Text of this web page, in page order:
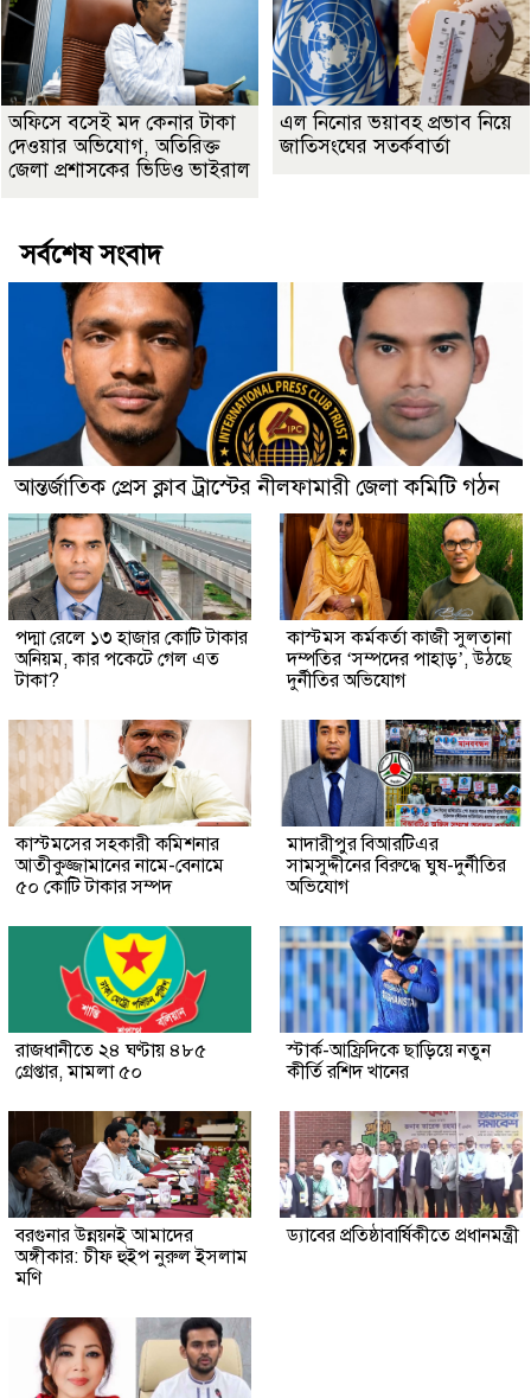
অফিসে বসেই মদ কেনার টাকা
দেওয়ার অভিযোগ, অতিরিক্ত
জেলা প্রশাসকের ভিডিও ভাইরাল
এল নিনোর ভয়াবহ প্রভাব নিয়ে
জাতিসংঘের সতর্কবার্তা
সর্বশেষ সংবাদ
আন্তর্জাতিক প্রেস ক্লাব ট্রাস্টের নীলফামারী জেলা কমিটি গঠন
পদ্মা রেলে ১৩ হাজার কোটি টাকার
অনিয়ম, কার পকেটে গেল এত
টাকা?
কাস্টমস কর্মকর্তা কাজী সুলতানা
দম্পতির ‘সম্পদের পাহাড়’, উঠছে
দুর্নীতির অভিযোগ
কাস্টমসের সহকারী কমিশনার
আতীকুজ্জামানের নামে-বেনামে
৫০ কোটি টাকার সম্পদ
মাদারীপুর বিআরটিএর
সামসুদ্দীনের বিরুদ্ধে ঘুষ-দুর্নীতির
অভিযোগ
রাজধানীতে ২৪ ঘণ্টায় ৪৮৫
গ্রেপ্তার, মামলা ৫০
স্টার্ক-আফ্রিদিকে ছাড়িয়ে নতুন
কীর্তি রশিদ খানের
বরগুনার উন্নয়নই আমাদের
অঙ্গীকার: চীফ হুইপ নুরুল ইসলাম
মণি
ড্যাবের প্রতিষ্ঠাবার্ষিকীতে প্রধানমন্ত্রী